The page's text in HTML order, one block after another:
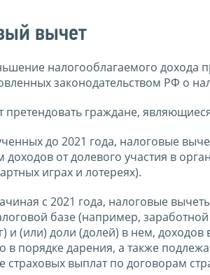
вычет
налогооблагаемого дохода
законодательством РФ о
претендовать граждане,
до 2021 года, налоговые
доходов от долевого участия в
играх и лотереях).
с 2021 года, налоговые
базе (например,
и (или) доли (долей) в нем,
в порядке дарения, а также
страховых выплат по договорам